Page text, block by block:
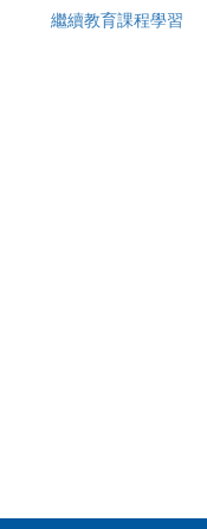
繼續教育課程學習